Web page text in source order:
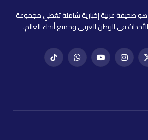
صحيفة عربية إخبارية شاملة تغطي مجموعة
في الوطن العربي وجميع أنحاء العالم.
X
إنستغراميوتيوب واتساب تيك